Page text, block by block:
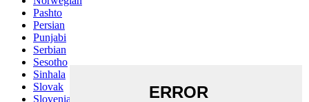
Pashto
Persian
Punjabi
Serbian
Sesotho
Sinhala
Slovak
Slovenian